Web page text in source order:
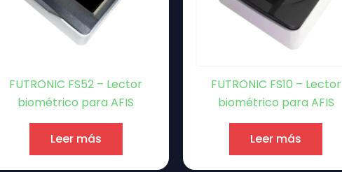
FUTRONIC FS52 – Lector
biométrico para AFIS
Leer más
FUTRONIC FS10 – Lector
biométrico para AFIS
Leer más